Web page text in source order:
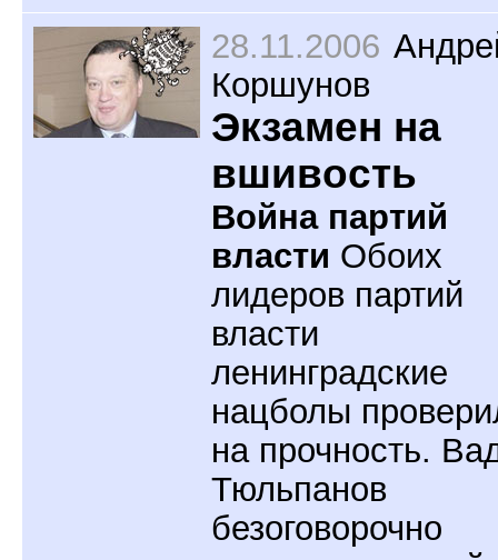
28.11.2006
Коршунов
Экзамен на
вшивость
Война партий
власти Обоих
лидеров партий
власти
ленинградские
нацболы
на прочность.
Тюльпанов
безоговорочно